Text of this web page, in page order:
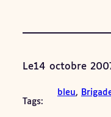
Le14 octobre
Tags:
bleu,